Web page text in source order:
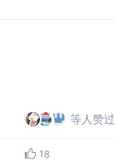
等人赞过
18